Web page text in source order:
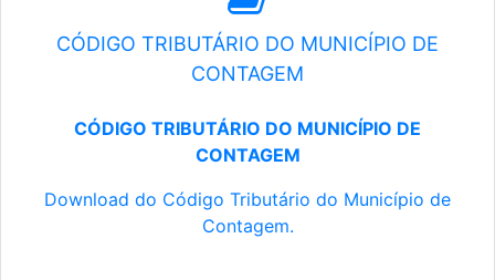
CÓDIGO TRIBUTÁRIO DO MUNICÍPIO DE
CONTAGEM
CÓDIGO TRIBUTÁRIO DO MUNICÍPIO DE
CONTAGEM
Download do Código Tributário do Município de
Contagem.